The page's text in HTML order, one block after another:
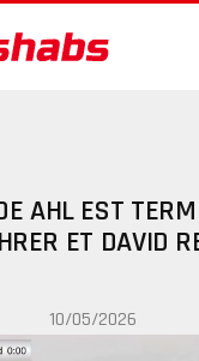
AHL EST
ET DAVID
10/05/2026